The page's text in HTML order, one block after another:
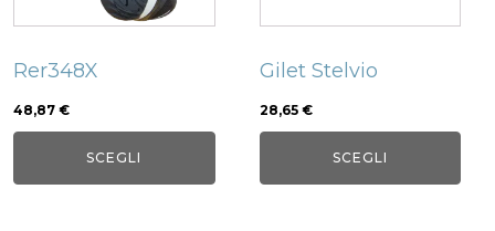
Rer348X
48,87 €
SCEGLI
essere
scelte
nella
Gilet Stelvio
28,65 €
SCEGLI
essere
scelte
nella